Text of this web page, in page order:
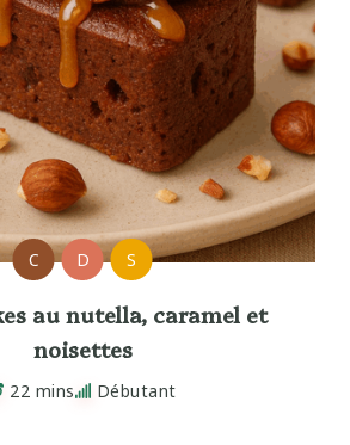
C D S
au nutella, caramel et
noisettes
22 mins Débutant